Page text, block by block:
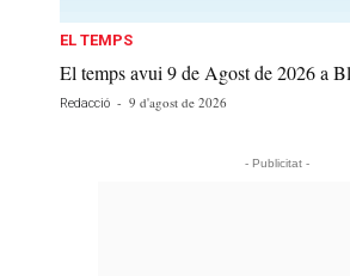
EL TEMPS
El temps avui 9 de Agost de 2026 a
Redacció - 9 d'agost de 2026
- Publicitat -